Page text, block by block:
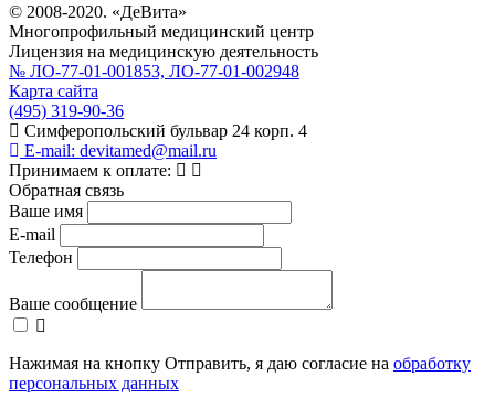
© 2008-2020. «ДеВита»
Многопрофильный медицинский центр
Лицензия на медицинскую деятельность
№ ЛО-77-01-001853, ЛО-77-01-002948
Карта сайта
(495) 319-90-36
Симферопольский бульвар 24 корп. 4
E-mail: devitamed@mail.ru
Принимаем к оплате:
Обратная связь
Ваше имя
E-mail
Телефон
Ваше сообщение
Нажимая на кнопку Отправить, я даю согласие на обработку
персональных данных